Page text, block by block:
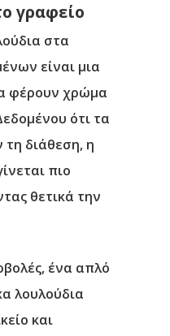
γραφείο
στα
είναι μια
φέρουν χρώμα
ότι τα
διάθεση, η
πιο
θετικά την
ένα απλό
λουλούδια
και